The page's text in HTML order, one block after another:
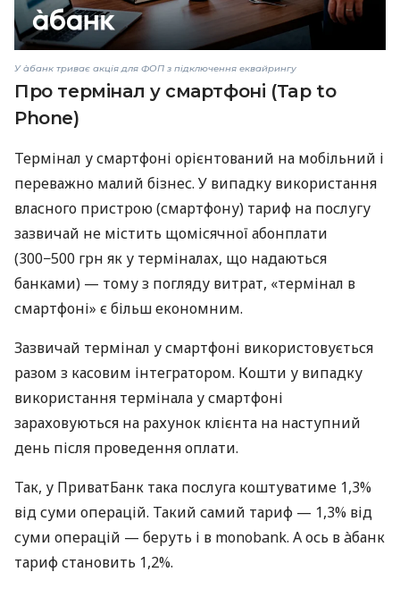
У àбанк триває акція для ФОП з підключення еквайрингу
Про термінал у смартфоні (Tap to
Phone)
Термінал у смартфоні орієнтований на мобільний і
переважно малий бізнес. У випадку використання
власного пристрою (смартфону) тариф на послугу
зазвичай не містить щомісячної абонплати
(300−500 грн як у терміналах, що надаються
банками) — тому з погляду витрат, «термінал в
смартфоні» є більш економним.
Зазвичай термінал у смартфоні використовується
разом з касовим інтегратором. Кошти у випадку
використання термінала у смартфоні
зараховуються на рахунок клієнта на наступний
день після проведення оплати.
Так, у ПриватБанк така послуга коштуватиме 1,3%
від суми операцій. Такий самий тариф — 1,3% від
суми операцій — беруть і в monobank. А ось в àбанк
тариф становить 1,2%.